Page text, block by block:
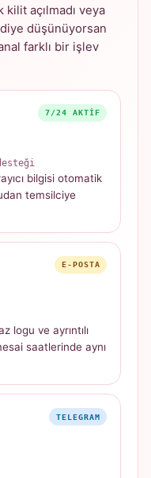
açılmadı veya
düşünüyorsan
farklı bir işlev
7/24 AKTIF
bilgisi otomatik
temsilciye
E-POSTA
logu ve ayrıntılı
saatlerinde aynı
TELEGRAM